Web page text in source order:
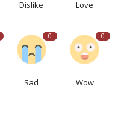
Dislike Love
0
Sad
0
Wow